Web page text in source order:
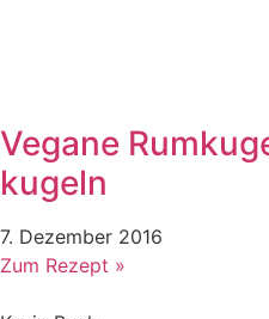
Vegane
kugeln
7. Dezember 2016
Zum Rezept »